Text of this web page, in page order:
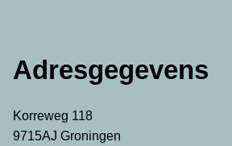
Adresgegevens
Korreweg 118
9715AJ Groningen